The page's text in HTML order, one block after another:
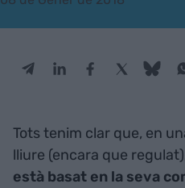
Tots tenim clar que, en
lliure (encara que
està basat en la seva